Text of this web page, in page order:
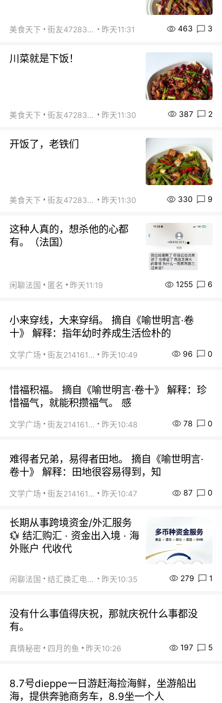
美食天下 街友472838572 昨天11:31 463 3
川菜就是下饭！
美食天下 街友472838572 昨天11:30 387 2
开饭了，老铁们
美食天下 街友472838572 昨天11:30 330 9
这种人真的，想杀他的心都
有。（法国）
闲聊法国 匿名 昨天11:19 1255 6
小来穿线，大来穿绢。 摘自《喻世明言·卷
十》 解释：指年幼时养成生活俭朴的
文学广场 街友21416156 昨天10:49 96 0
惜福积福。 摘自《喻世明言·卷十》 解释：珍
惜福气，就能积攒福气。 感
文学广场 街友21416156 昨天10:48 78 0
难得者兄弟，易得者田地。 摘自《喻世明言·
卷十》 解释：田地很容易得到，知
文学广场 街友21416156 昨天10:47 87 0
长期从事跨境资金/外汇服务
💱 结汇购汇 · 资金出入境 · 海
外账户 代收代
闲聊法国 结汇换汇电汇 昨天10:35 279 1
没有什么事值得庆祝，那就庆祝什么事都没
有。
真情秘密 四月的鱼 昨天10:26 197 5
8.7号dieppe一日游赶海捡海鲜，坐游船出
海，提供奔驰商务车，8.9坐一个人